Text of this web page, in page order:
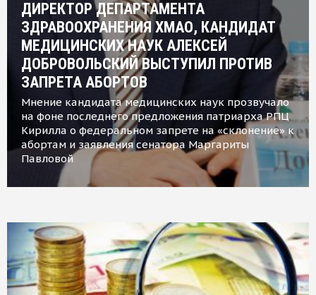
ДИРЕКТОР ДЕПАРТАМЕНТА
ЗДРАВООХРАНЕНИЯ ХМАО, КАНДИДАТ
МЕДИЦИНСКИХ НАУК АЛЕКСЕЙ
ДОБРОВОЛЬСКИЙ ВЫСТУПИЛ ПРОТИВ
ЗАПРЕТА АБОРТОВ
Мнение кандидата медицинских наук прозвучало
на фоне последнего предложения патриарха РПЦ
Кирилла о федеральном запрете на «склонение» к
абортам и заявления сенатора Маргариты
Павловой